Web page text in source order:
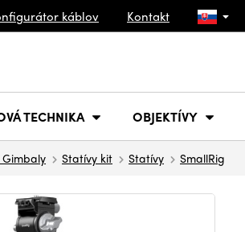
káblov Kontakt
TECHNIKA OBJEKTÍVY
Statívy kit Statívy SmallRig